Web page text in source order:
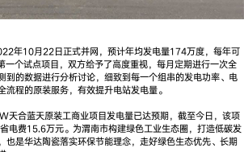
年10月22日正式并网，预计年均发电量174万度，每年可
个试点项目，双方给予了高度重视，每月定期进行一次全
到的数据进行分析讨论，细致到每一个组串的发电功率、电
流程的原装服务，有效提升电站发电量。
天合蓝天原装工商业项目发电量已达预期，截至今日，该项
电费15.6万元。为渭南市构建绿色工业生态圈，打造低碳发
也是华达陶瓷落实环保节能理念，走好绿色生态优先、长期